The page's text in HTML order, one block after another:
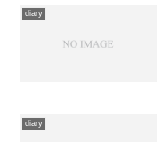
diary
diary